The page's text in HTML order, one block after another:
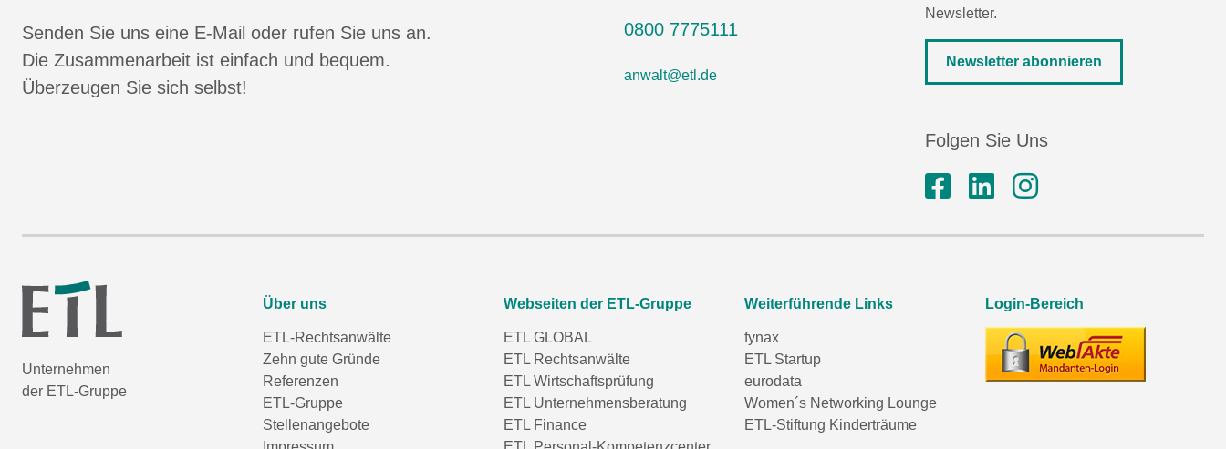
Senden Sie uns eine E-Mail oder rufen Sie uns an.
Die Zusammenarbeit ist einfach und bequem.
Überzeugen Sie sich selbst!
0800 7775111
anwalt@etl.de
Newsletter.
Newsletter abonnieren
Folgen Sie Uns
Unternehmen
der ETL-Gruppe
Über uns
ETL-Rechtsanwälte
Zehn gute Gründe
Referenzen
ETL-Gruppe
Stellenangebote
Webseiten der ETL-Gruppe
ETL GLOBAL
ETL Rechtsanwälte
ETL Wirtschaftsprüfung
ETL Unternehmensberatung
ETL Finance
Weiterführende Links
fynax
ETL Startup
eurodata
Women´s Networking Lounge
ETL-Stiftung Kinderträume
Login-Bereich